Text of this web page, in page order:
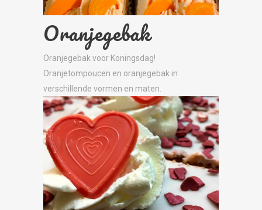
Oranjegebak
Oranjegebak voor Koningsdag!
Oranjetompoucen en oranjegebak in
verschillende vormen en maten.